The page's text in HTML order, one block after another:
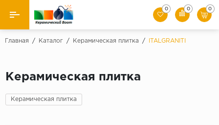
Назад
Керамическая плитка
Керамогранит
0 0 0
Главная / Каталог / Керамическая плитка / ITALGRANITI
Керамическая плитка
Керамическая плитка